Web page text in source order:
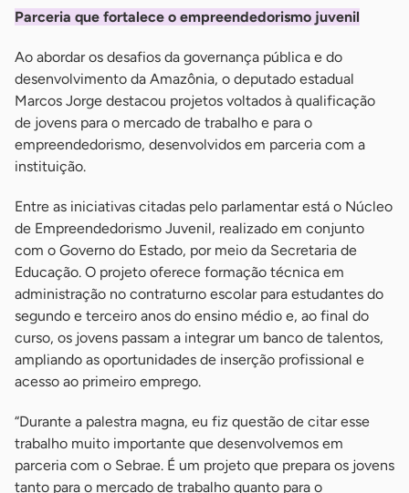
Parceria que fortalece o empreendedorismo juvenil
Ao abordar os desafios da governança pública e do
desenvolvimento da Amazônia, o deputado estadual
Marcos Jorge destacou projetos voltados à qualificação
de jovens para o mercado de trabalho e para o
empreendedorismo, desenvolvidos em parceria com a
instituição.
Entre as iniciativas citadas pelo parlamentar está o Núcleo
de Empreendedorismo Juvenil, realizado em conjunto
com o Governo do Estado, por meio da Secretaria de
Educação. O projeto oferece formação técnica em
administração no contraturno escolar para estudantes do
segundo e terceiro anos do ensino médio e, ao final do
curso, os jovens passam a integrar um banco de talentos,
ampliando as oportunidades de inserção profissional e
acesso ao primeiro emprego.
“Durante a palestra magna, eu fiz questão de citar esse
trabalho muito importante que desenvolvemos em
parceria com o Sebrae. É um projeto que prepara os jovens
tanto para o mercado de trabalho quanto para o